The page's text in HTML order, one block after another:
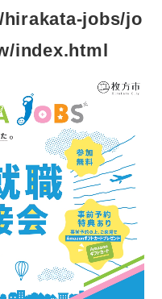
jobs/jo
index.html